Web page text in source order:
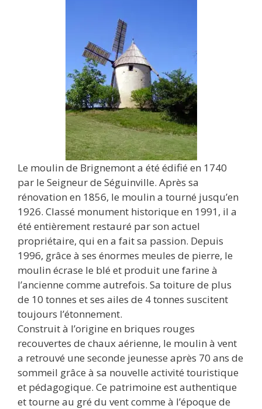
Le moulin de Brignemont a été édifié en 1740
par le Seigneur de Séguinville. Après sa
rénovation en 1856, le moulin a tourné jusqu’en
1926. Classé monument historique en 1991, il a
été entièrement restauré par son actuel
propriétaire, qui en a fait sa passion. Depuis
1996, grâce à ses énormes meules de pierre, le
moulin écrase le blé et produit une farine à
l’ancienne comme autrefois. Sa toiture de plus
de 10 tonnes et ses ailes de 4 tonnes suscitent
toujours l’étonnement.
Construit à l’origine en briques rouges
recouvertes de chaux aérienne, le moulin à vent
a retrouvé une seconde jeunesse après 70 ans de
sommeil grâce à sa nouvelle activité touristique
et pédagogique. Ce patrimoine est authentique
et tourne au gré du vent comme à l’époque de